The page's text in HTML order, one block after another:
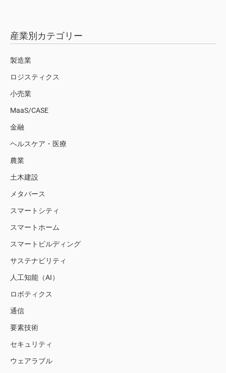
産業別カテゴリー
製造業
ロジスティクス
小売業
MaaS/CASE
金融
ヘルスケア・医療
農業
土木建設
メタバース
スマートシティ
スマートホーム
スマートビルディング
サステナビリティ
人工知能（AI）
ロボティクス
通信
要素技術
セキュリティ
ウェアラブル